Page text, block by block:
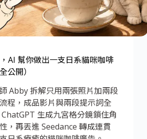
AI 幫你做出一支日系貓咪咖啡
公開）
Abby 拆解只用兩張照片加兩段
程，成品影片與兩段提示詞全
生成九宮格分鏡鎖住角
，再丟進 Seedance 轉成連貫